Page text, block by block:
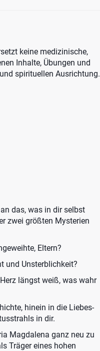
keine medizinische,
Inhalte, Übungen und
spirituellen Ausrichtung.
das, was in dir selbst
zwei größten Mysterien
Eltern?
und Unsterblichkeit?
längst weiß, was wahr
hinein in die Liebes-
in dir.
Magdalena ganz neu zu
Träger eines hohen